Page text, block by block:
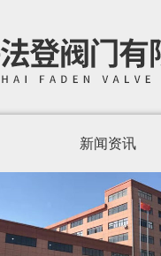
新闻资讯